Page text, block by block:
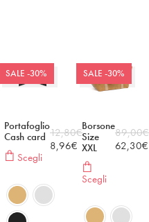
SALE -30%
Portafoglio
Cash card
Scegli
12,80€
8,96€
SALE -30%
Borsone
Size
XXL
Scegli
89,00€
62,30€